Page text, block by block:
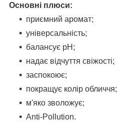
Основні плюси:
приємний аромат;
універсальність;
балансує pH;
надає відчуття свіжості;
заспокоює;
покращує колір обличчя;
м'яко зволожує;
Anti-Pollution.